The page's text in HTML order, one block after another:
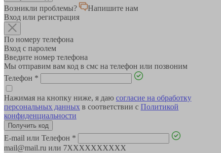
Возникли проблемы?
Напишите нам
Вход или регистрация
По номеру телефона
Вход с паролем
Введите номер телефона
Мы отправим вам код в смс на телефон или позвоним
Телефон *
Нажимая на кнопку ниже, я даю согласие на обработку
персональных данных в соответствии с Политикой
конфиденциальности
E-mail или Телефон *
mail@mail.ru или 7XXXXXXXXXX